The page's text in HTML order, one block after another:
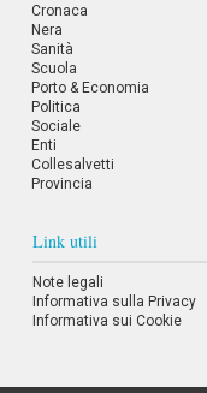
o
Cronaca
Nera
Sanità
Scuola
Porto & Economia
Politica
Sociale
Enti
Collesalvetti
Provincia
Link utili
Note legali
Informativa sulla Privacy
Informativa sui Cookie